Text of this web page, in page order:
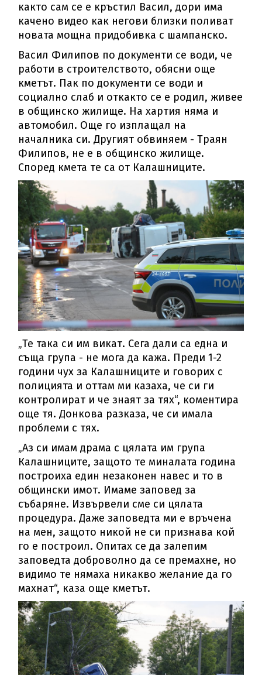
както сам се е кръстил Васил, дори има
качено видео как негови близки поливат
новата мощна придобивка с шампанско.
Васил Филипов по документи се води, че
работи в строителството, обясни още
кметът. Пак по документи се води и
социално слаб и откакто се е родил, живее
в общинско жилище. На хартия няма и
автомобил. Още го изплащал на
началника си. Другият обвиняем - Траян
Филипов, не е в общинско жилище.
Според кмета те са от Калашниците.
„Те така си им викат. Сега дали са една и
съща група - не мога да кажа. Преди 1-2
години чух за Калашниците и говорих с
полицията и оттам ми казаха, че си ги
контролират и че знаят за тях“, коментира
още тя. Донкова разказа, че си имала
проблеми с тях.
„Аз си имам драма с цялата им група
Калашниците, защото те миналата година
построиха един незаконен навес и то в
общински имот. Имаме заповед за
събаряне. Извървели сме си цялата
процедура. Даже заповедта ми е връчена
на мен, защото никой не си признава кой
го е построил. Опитах се да залепим
заповедта доброволно да се премахне, но
видимо те нямаха никакво желание да го
махнат“, каза още кметът.